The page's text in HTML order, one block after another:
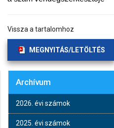
Vissza a tartalomhoz
MEGNYITÁS/LETÖLTÉS
Archívum
2026. évi számok
2025. évi számok